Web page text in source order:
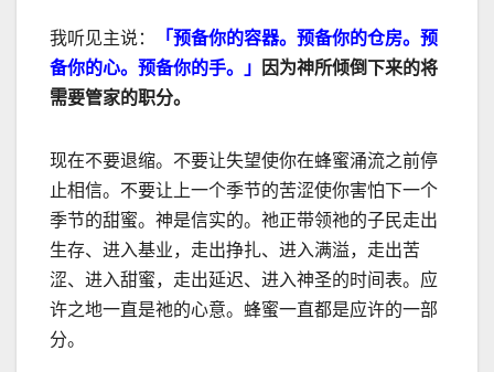
我听见主说：
「预备你的容器。预备你的仓房。预
备你的心。预备你的手。」
因为神所倾倒下来的将
需要管家的职分。
现在不要退缩。不要让失望使你在蜂蜜涌流之前停
止相信。不要让上一个季节的苦涩使你害怕下一个
季节的甜蜜。神是信实的。祂正带领祂的子民走出
生存、进入基业，走出挣扎、进入满溢，走出苦
涩、进入甜蜜，走出延迟、进入神圣的时间表。应
许之地一直是祂的心意。蜂蜜一直都是应许的一部
分。